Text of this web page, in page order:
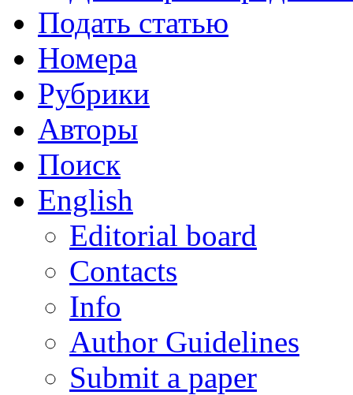
Подать статью
Номера
Рубрики
Авторы
Поиск
English
Editorial board
Contacts
Info
Author Guidelines
Submit a paper